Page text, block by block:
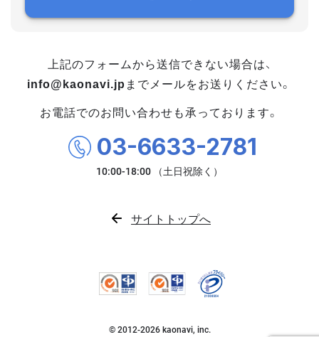
上記のフォームから送信できない場合は、
info@kaonavi.jp までメールをお送りください。
お電話でのお問い合わせも承っております。
03-6633-2781
サイトトップへ
© 2012-2026kaonavi, inc.